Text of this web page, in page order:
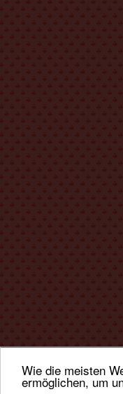
Wie die meisten
ermöglichen, um